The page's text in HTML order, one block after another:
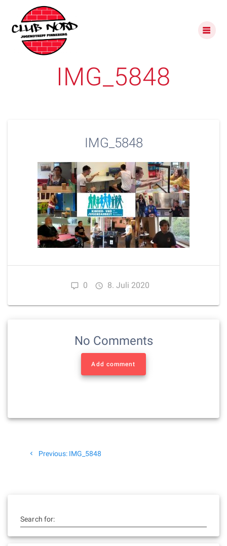
IMG_5848
IMG_5848
0 8. Juli 2020
No Comments
Add comment
Previous: Previous
IMG_5848
Search for: